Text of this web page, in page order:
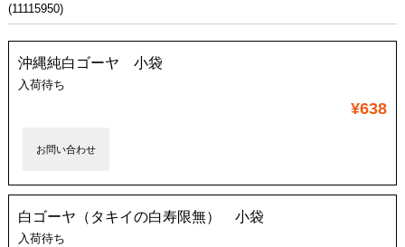
(11115950)
沖縄純白ゴーヤ 小袋
入荷待ち
¥638
お問い合わせ
白ゴーヤ（タキイの白寿限無） 小袋
入荷待ち